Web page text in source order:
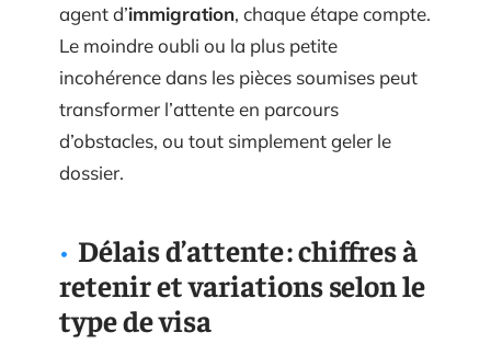
agent d’immigration, chaque étape compte.
Le moindre oubli ou la plus petite
incohérence dans les pièces soumises peut
transformer l’attente en parcours
d’obstacles, ou tout simplement geler le
dossier.
Délais d’attente : chiffres à
retenir et variations selon le
type de visa